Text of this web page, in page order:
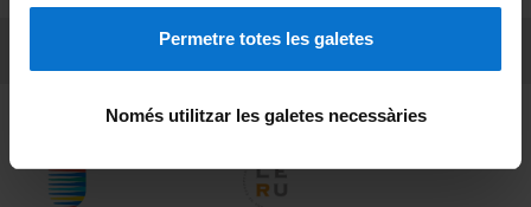
Permetre totes les galetes
Només utilitzar les galetes necessàries
Fundadora de la Membre de la